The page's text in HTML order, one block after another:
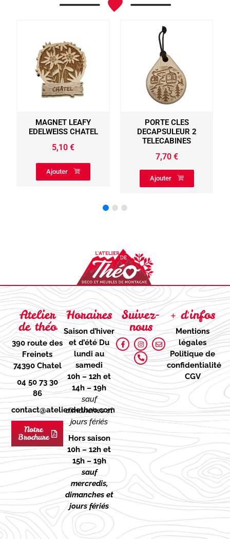
MAGNET LEAFY
EDELWEISS CHATEL
5,10€
Ajouter
PORTE CLES
DECAPSULEUR 2
TELECABINES
7,70 €
Ajouter
Atelier
de théo
390 route des
Freinets
74390 Chatel
04 50 73 30
86
contact@atelierdetheo.com
Notre
Brochure
Horaires
Saison d’hiver
et d’étéDu
lundi au
samedi
10h – 12h et
14h – 19h
sauf
dimanches et
jours fériés
Hors saison
10h – 12h et
15h – 19h
sauf
mercredis,
dimanches et
jours fériés
Suivez-
nous
+ d'infos
Mentions
légales
Politique de
confidentialité
CGV